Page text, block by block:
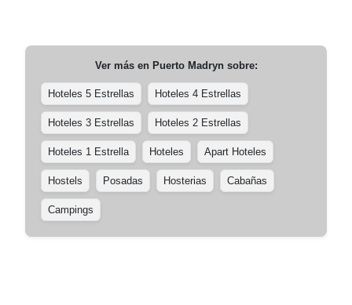
Ver más en Puerto Madrynsobre:
Hoteles 5 Estrellas Hoteles 4 Estrellas
Hoteles 3 Estrellas Hoteles 2 Estrellas
Hoteles 1 Estrella Hoteles Apart Hoteles
Hostels Posadas Hosterias Cabañas
Campings